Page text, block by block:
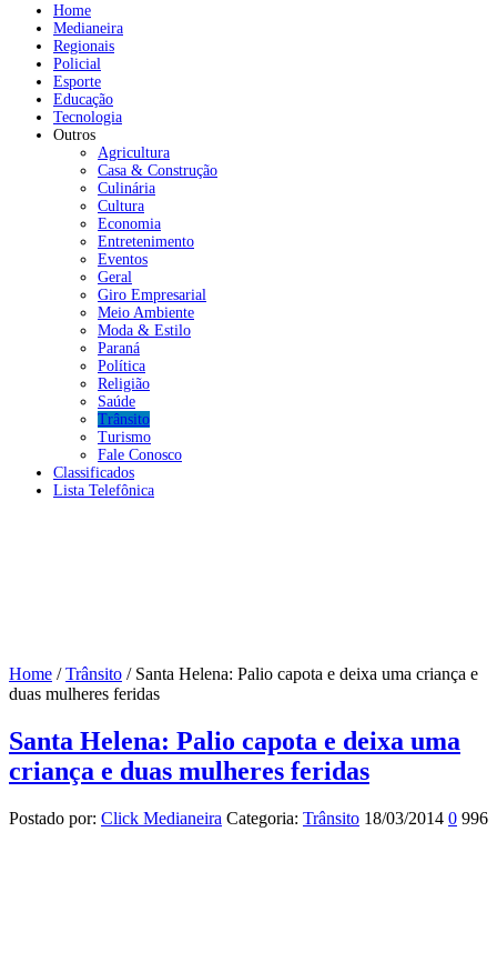
Home
Medianeira
Regionais
Policial
Esporte
Educação
Tecnologia
Outros
Agricultura
Casa & Construção
Culinária
Cultura
Economia
Entretenimento
Eventos
Geral
Giro Empresarial
Meio Ambiente
Moda & Estilo
Paraná
Política
Religião
Saúde
Trânsito
Turismo
Fale Conosco
Classificados
Lista Telefônica
Home /Trânsito / Santa Helena: Palio capota e deixa uma criança e
duas mulheres feridas
Santa Helena: Palio capota e deixa uma
criança e duas mulheres feridas
Postado por: Click Medianeira Categoria: Trânsito 18/03/2014 0 996